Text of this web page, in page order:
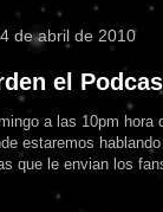
de abril de 2010
el
a las 10pm hora
estaremos
que le envian los